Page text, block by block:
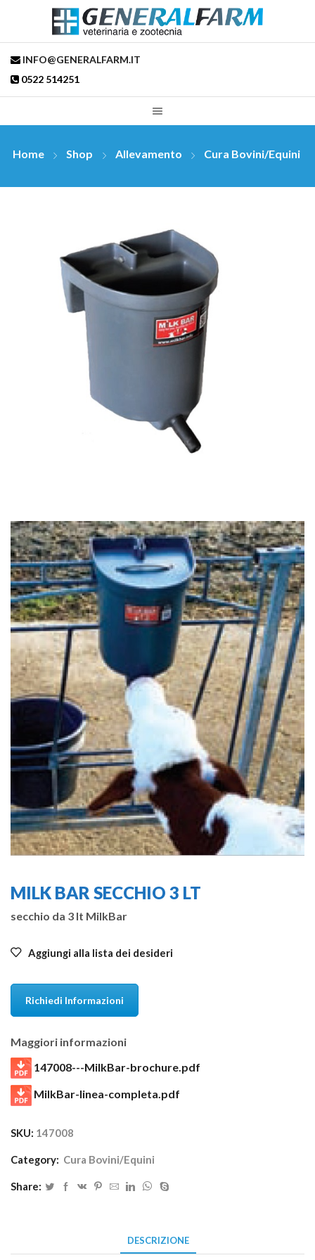
INFO@GENERALFARM.IT
0522 514251
Home Shop Allevamento Cura Bovini/Equini
MILK BAR SECCHIO 3 LT
secchio da 3 lt MilkBar
Aggiungi alla lista dei desideri
Richiedi Informazioni
Maggiori informazioni
147008---MilkBar-brochure.pdf
MilkBar-linea-completa.pdf
SKU: 147008
Category: Cura Bovini/Equini
Share:
DESCRIZIONE